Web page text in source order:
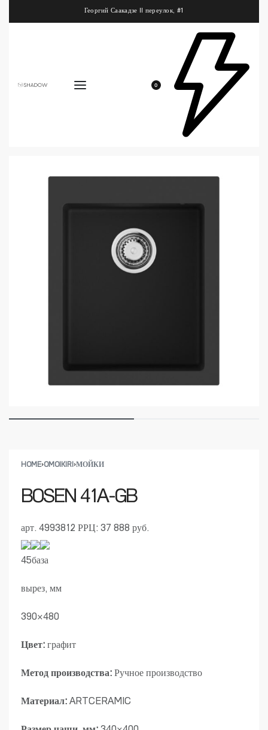
Георгий Саакадзе II переулок, #1
0
HOME›OMOIKIRI ›МОЙКИ
BOSEN 41A-GB
арт. 4993812 РРЦ: 37 888 руб.
45база
вырез, мм
390×480
Цвет: графит
Метод производства: Ручное производство
Материал: ARTCERAMIC